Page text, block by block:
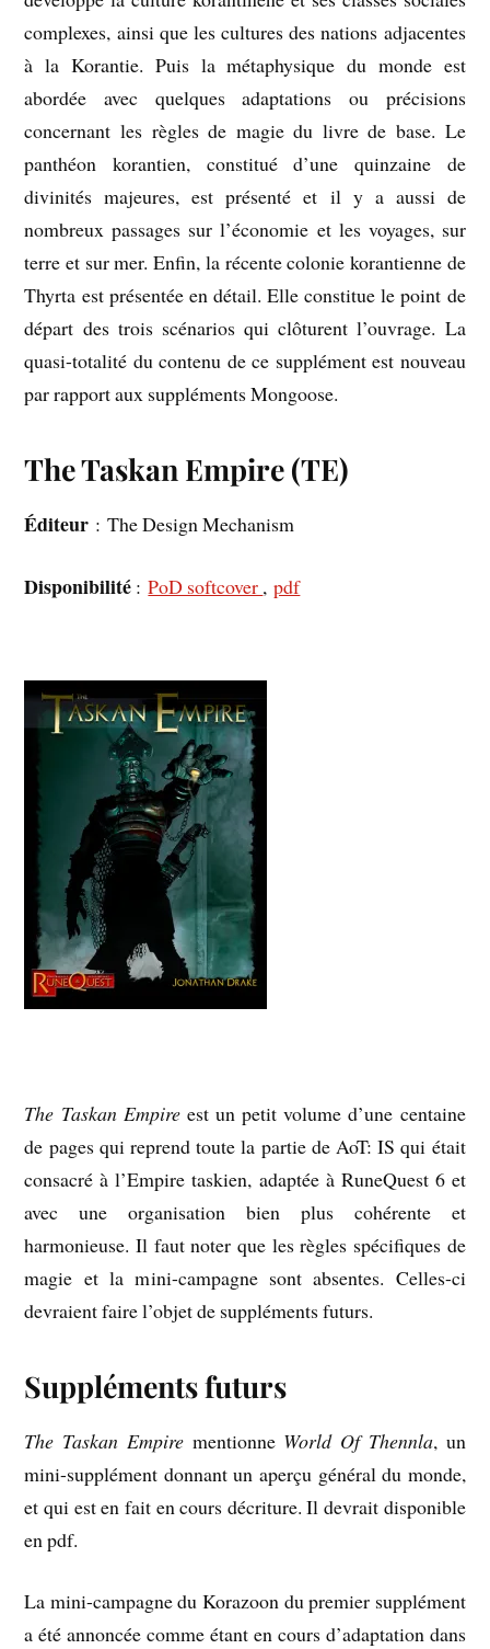
complexes, ainsi que les cultures des nations adjacentes
à la Korantie. Puis la métaphysique du monde est
abordée avec quelques adaptations ou précisions
concernant les règles de magie du livre de base. Le
panthéon korantien, constitué d’une quinzaine de
divinités majeures, est présenté et il y a aussi de
nombreux passages sur l’économie et les voyages, sur
terre et sur mer. Enfin, la récente colonie korantienne de
Thyrta est présentée en détail. Elle constitue le point de
départ des trois scénarios qui clôturent l’ouvrage. La
quasi-totalité du contenu de ce supplément est nouveau
par rapport aux suppléments Mongoose.
The Taskan Empire (TE)
Éditeur : The Design Mechanism
Disponibilité :PoD softcover ,pdf
The Taskan Empireest un petit volume d’une centaine
de pages qui reprend toute la partie de AoT: IS qui était
consacré à l’Empire taskien, adaptée à RuneQuest 6 et
avec une organisation bien plus cohérente et
harmonieuse. Il faut noter que les règles spécifiques de
magie et la mini-campagne sont absentes. Celles-ci
devraient faire l’objet de suppléments futurs.
Suppléments futurs
The Taskan Empirementionne World Of Thennla, un
mini-supplément donnant un aperçu général du monde,
et qui est en fait en cours décriture. Il devrait disponible
en pdf.
La mini-campagne du Korazoon du premier supplément
a été annoncée comme étant en cours d’adaptation dans